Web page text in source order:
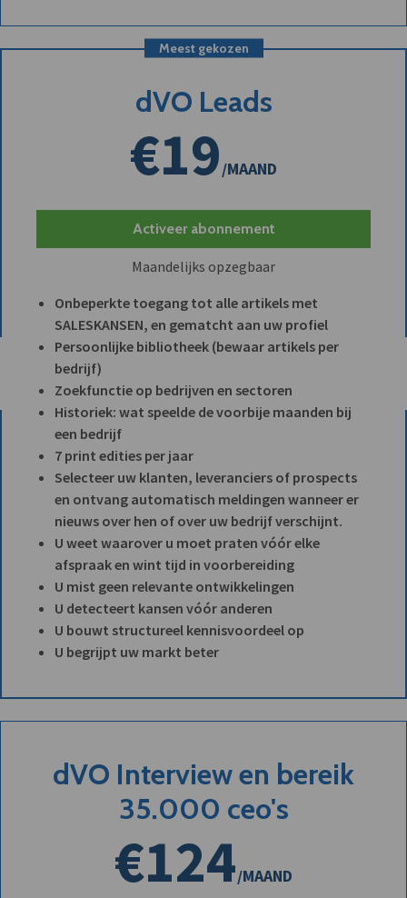
Meest gekozen
dVO Leads
€19/MAAND
Activeer abonnement
Maandelijks opzegbaar
Onbeperkte toegang tot alle artikels met
SALESKANSEN, en gematcht aan uw profiel
Persoonlijke bibliotheek (bewaar artikels per
bedrijf)
Zoekfunctie op bedrijven en sectoren
Historiek: wat speelde de voorbije maanden bij
een bedrijf
7 print edities per jaar
Selecteer uw klanten, leveranciers of prospects
en ontvang automatisch meldingen wanneer er
nieuws over hen of over uw bedrijf verschijnt.
U weet waarover u moet praten vóór elke
afspraak en wint tijd in voorbereiding
U mist geen relevante ontwikkelingen
U detecteert kansen vóór anderen
U bouwt structureel kennisvoordeel op
U begrijpt uw markt beter
dVO Interview en bereik
35.000 ceo's
€124/MAAND